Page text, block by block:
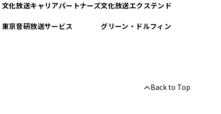
文化放送キャリアパートナーズ
東京音研放送サービス
文化放送エクステンド
グリーン・ドルフィン
Back to Top